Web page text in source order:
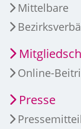
Mittelbare
Online-
Presse